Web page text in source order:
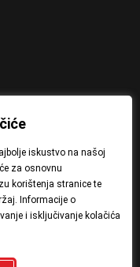
iskustvo na našoj
za osnovnu
korištenja stranice te
Informacije o
i isključivanje kolačića